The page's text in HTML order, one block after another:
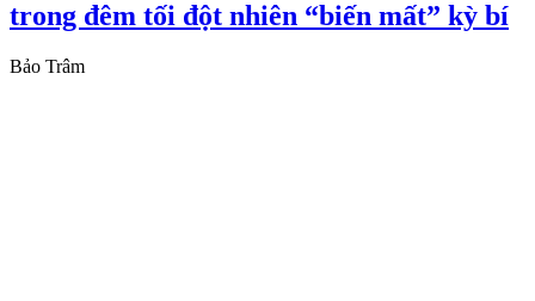
trong đêm tối đột nhiên “biến mất” kỳ bí
Bảo Trâm